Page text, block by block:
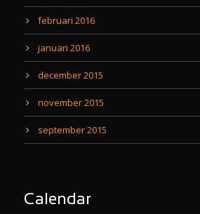
februari 2016
januari 2016
december 2015
november 2015
september 2015
Calendar